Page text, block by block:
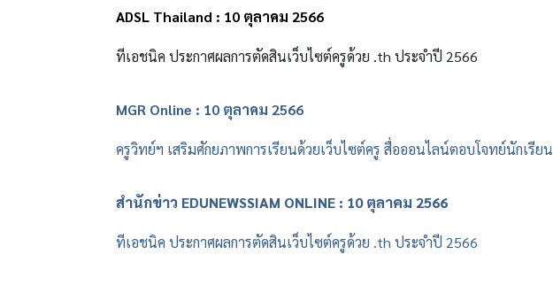
ADSL Thailand : 10 ตุลาคม 2566
ทีเอชนิค ประกาศผลการตัดสินเว็บไซต์ครูด้วย .th ประจำปี 2566
MGR Online : 10 ตุลาคม 2566
ครูวิทย์ฯ เสริมศักยภาพการเรียนด้วยเว็บไซต์ครู สื่อออนไลน์ตอบโจทย์นักเรียน
สำนักข่าว EDUNEWSSIAM ONLINE : 10 ตุลาคม 2566
ทีเอชนิค ประกาศผลการตัดสินเว็บไซต์ครูด้วย .th ประจำปี 2566